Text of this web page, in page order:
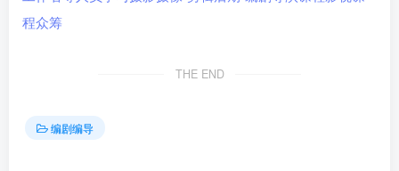
THE END
编剧编导